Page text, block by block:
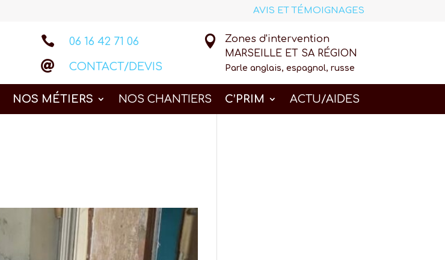
AVIS ET TÉMOIGNAGES
 06 16 42 71 06
 CONTACT/DEVIS

Zones d'intervention
MARSEILLE ET SA RÉGION
Parle anglais, espagnol, russe
NOS MÉTIERS NOS CHANTIERS C’PRIM ACTU/AIDES